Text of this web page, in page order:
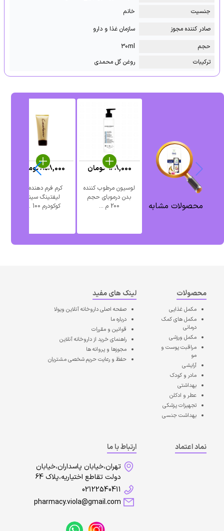
جنسیت
خانم
صادر کننده مجوز
سازمان غذا و دارو
حجم
30ml
ترکیبات
روغن گل محمدی
محصولات مشابه
لوسیون مرطوب کننده
بدن درموبای حجم
200 م ...
968,000تومان
کرم فرم دهنده و
لیفتینگ سینه
کوکودرم 100 ...
808,000تومان
محصولات
مکمل غذایی
مکمل های کمک
درمانی
مکمل ورزشی
مراقبت پوست و
مو
آرایشی
مادر و کودک
بهداشتی
عطر و ادکلن
تجهیزات پزشکی
بهداشت جنسی
لینک های مفید
صفحه اصلیداروخانه آنلاین ویولا
درباره ما
قوانین و مقررات
راهنمای خرید از داروخانه آنلاین
مجوزها و پروانه ها
حفظ و رعایت حریم شخصی مشتریان
نماد اعتماد
ارتباط با ما
تهران،خیابان پاسداران،خیابان
دولت تقاطع اختیاریه،پلاک 64
02122540411
pharmacy.viola@gmail.com